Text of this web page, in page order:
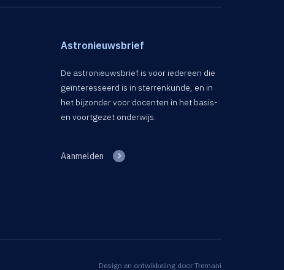
Astronieuwsbrief
De astronieuwsbrief is voor iedereen die
geïnteresseerd is in sterrenkunde, en in
het bijzonder voor docenten in het basis-
en voortgezet onderwijs.
Aanmelden
Design en ontwikkeling door Tremani